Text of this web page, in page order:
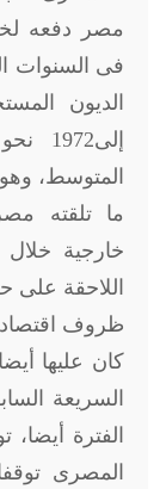
مصر دفعه
المتوسط،
ما تلقته
خارجية
ظروف
كان عليها
الفترة
المصرى